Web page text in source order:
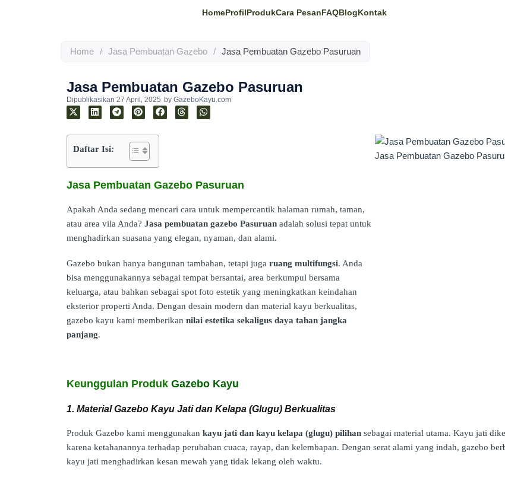
HomeProfilProdukCara PesanFAQBlogKontak
Home / Jasa Pembuatan Gazebo / Jasa Pembuatan Gazebo Pasuruan
Jasa Pembuatan Gazebo Pasuruan
Dipublikasikan 27 April, 2025 by GazeboKayu.com
Daftar Isi:
Jasa Pembuatan Gazebo Pasuruan
Apakah Anda sedang mencari cara untuk mempercantik halaman rumah, taman,
atau area vila Anda? Jasa pembuatan gazebo Pasuruan adalah solusi tepat untuk
menghadirkan suasana yang elegan, nyaman, dan alami.
Gazebo bukan hanya bangunan tambahan, tetapi juga ruang multifungsi. Anda
bisa menggunakannya sebagai tempat bersantai, area berkumpul bersama
keluarga, atau bahkan sebagai spot foto estetik yang meningkatkan keindahan
eksterior properti Anda. Dengan desain modern dan material kayu berkualitas,
gazebo kayu kami memberikan nilai estetika sekaligus daya tahan jangka
panjang.
Jasa Pembuatan Gazebo
Keunggulan Produk Gazebo Kayu
1. Material Gazebo Kayu Jati dan Kelapa (Glugu) Berkualitas
Produk Gazebo kami menggunakan kayu jati dan kayu kelapa (glugu) pilihan sebagai material utama. Kayu jati
karena ketahanannya terhadap perubahan cuaca, rayap, dan kelembapan. Dengan serat alami yang indah, gazebo
kayu jati menghadirkan kesan mewah yang tidak lekang oleh waktu.